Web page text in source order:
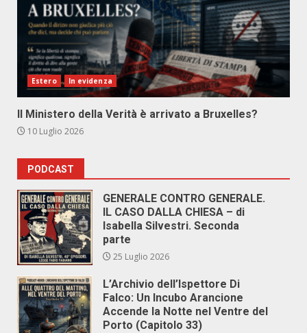
Estero In evidenza
Il Ministero della Verità è arrivato a Bruxelles?
10 Luglio 2026
PODCAST
GENERALE CONTRO GENERALE.
IL CASO DALLA CHIESA – di
Isabella Silvestri. Seconda
parte
25 Luglio 2026
L’Archivio dell’Ispettore Di
Falco: Un Incubo Arancione
Accende la Notte nel Ventre del
Porto (Capitolo 33)